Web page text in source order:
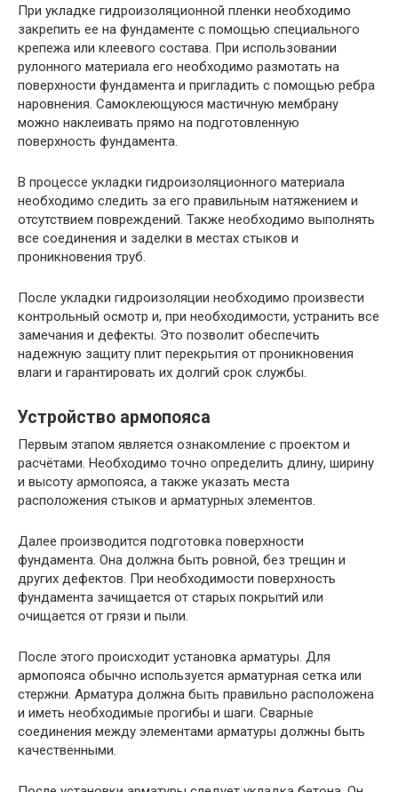
При укладке гидроизоляционной пленки необходимо
закрепить ее на фундаменте с помощью специального
крепежа или клеевого состава. При использовании
рулонного материала его необходимо размотать на
поверхности фундамента и пригладить с помощью ребра
наровнения. Самоклеющуюся мастичную мембрану
можно наклеивать прямо на подготовленную
поверхность фундамента.
В процессе укладки гидроизоляционного материала
необходимо следить за его правильным натяжением и
отсутствием повреждений. Также необходимо выполнять
все соединения и заделки в местах стыков и
проникновения труб.
После укладки гидроизоляции необходимо произвести
контрольный осмотр и, при необходимости, устранить все
замечания и дефекты. Это позволит обеспечить
надежную защиту плит перекрытия от проникновения
влаги и гарантировать их долгий срок службы.
Устройство армопояса
Первым этапом является ознакомление с проектом и
расчётами. Необходимо точно определить длину, ширину
и высоту армопояса, а также указать места
расположения стыков и арматурных элементов.
Далее производится подготовка поверхности
фундамента. Она должна быть ровной, без трещин и
других дефектов. При необходимости поверхность
фундамента зачищается от старых покрытий или
очищается от грязи и пыли.
После этого происходит установка арматуры. Для
армопояса обычно используется арматурная сетка или
стержни. Арматура должна быть правильно расположена
и иметь необходимые прогибы и шаги. Сварные
соединения между элементами арматуры должны быть
качественными.